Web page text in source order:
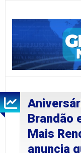
Brandão
Mais
anuncia